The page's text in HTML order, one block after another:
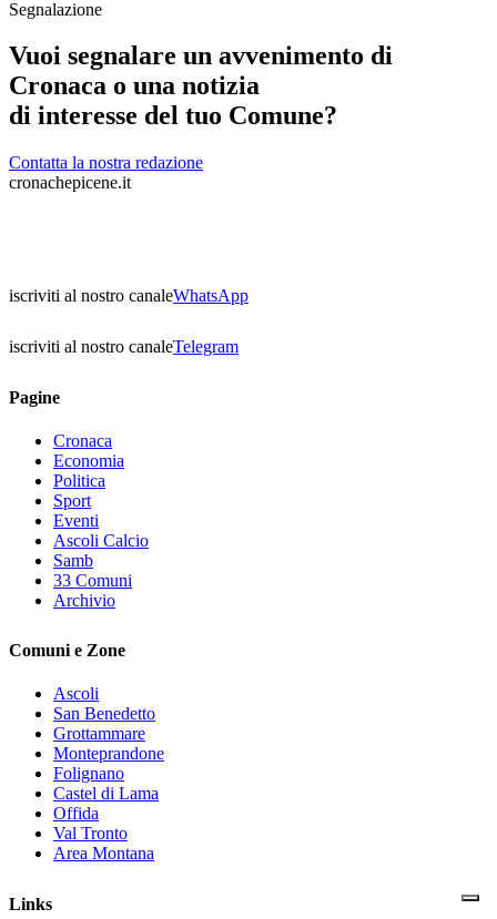
Segnalazione
Vuoi segnalare un avvenimento di
Cronaca o una notizia
di interesse del tuo Comune?
Contatta la nostra redazione
cronachepicene.it
iscriviti al nostro canaleWhatsApp
iscriviti al nostro canaleTelegram
Pagine
Cronaca
Economia
Politica
Sport
Eventi
Ascoli Calcio
Samb
33 Comuni
Archivio
Comuni e Zone
Ascoli
San Benedetto
Grottammare
Monteprandone
Folignano
Castel di Lama
Offida
Val Tronto
Area Montana
Links